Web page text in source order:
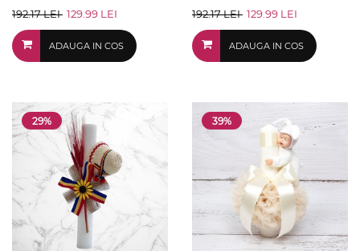
192.17 LEI 129.99 LEI
ADAUGA IN COS
192.17 LEI 129.99 LEI
ADAUGA IN COS
29% 39%